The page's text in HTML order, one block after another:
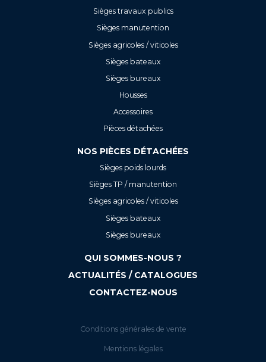
Sièges travaux publics
Sièges manutention
Sièges agricoles / viticoles
Sièges bateaux
Sièges bureaux
Housses
Accessoires
Pièces détachées
NOS PIÈCES DÉTACHÉES
Sièges poids lourds
Sièges TP / manutention
Sièges agricoles / viticoles
Sièges bateaux
Sièges bureaux
QUI SOMMES-NOUS ?
ACTUALITÉS / CATALOGUES
CONTACTEZ-NOUS
Conditions générales de vente
Mentions légales